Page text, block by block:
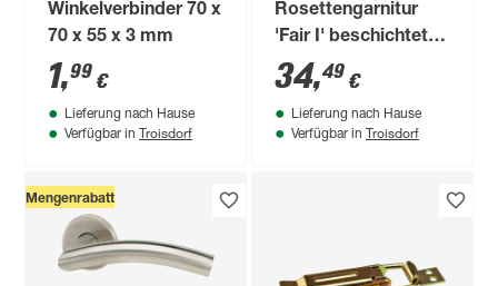
Winkelverbinder 70 x
70 x 55 x 3 mm
1,99 €
Lieferung nach Hause
Verfügbar in Troisdorf
Rosettengarnitur
'Fair I' beschichtet,
schwarz aus
Edelstahl, Rosette Ø
52 mm
34,49 €
Lieferung nach Hause
Verfügbar in Troisdorf
Mengenrabatt